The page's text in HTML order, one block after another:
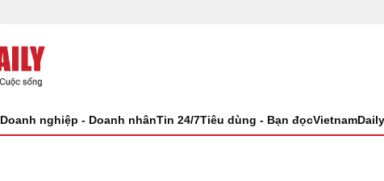
Doanh nghiệp - Doanh nhânTin 24/7Tiêu dùng - Bạn đọc